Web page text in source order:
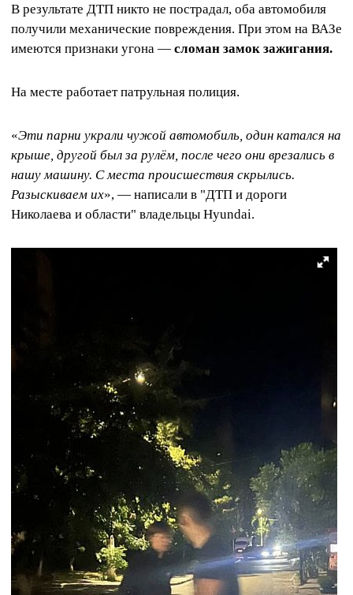
В результате ДТП никто не пострадал, оба автомобиля
получили механические повреждения. При этом на ВАЗе
имеются признаки угона — сломан замок зажигания.
На месте работает патрульная полиция.
«Эти парни украли чужой автомобиль, один катался на
крыше, другой был за рулём, после чего они врезались в
нашу машину. С места происшествия скрылись.
Разыскиваем их», — написали в "ДТП и дороги
Николаева и области" владельцы Hyundai.